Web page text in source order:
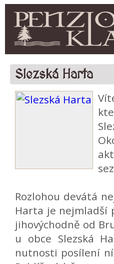
Slezská Harta
Rozlohou devátá
Harta je nejmladší
jihovýchodně od
u obce Slezská
nutnosti posílení